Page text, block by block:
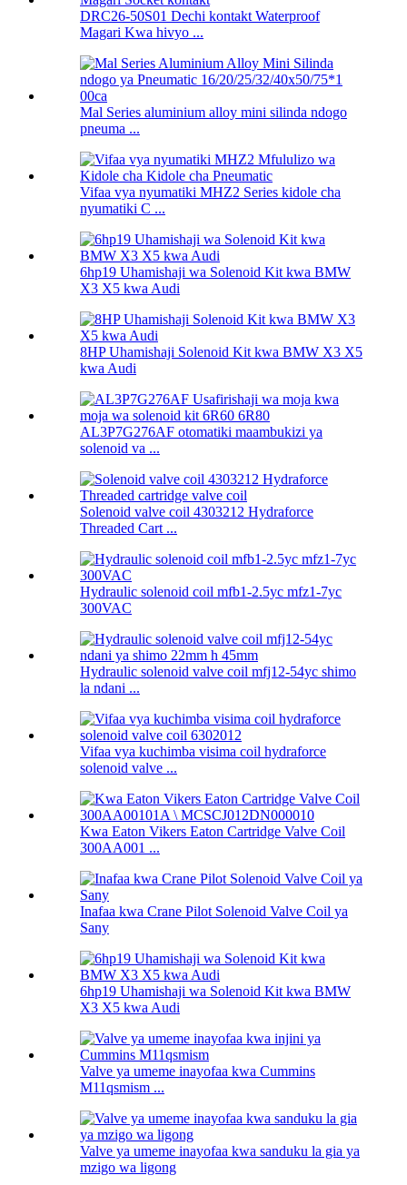
DRC26-50S01 Dechi kontakt Waterproof
Magari Kwa hivyo ...
Mal Series aluminium alloy mini silinda ndogo
pneuma ...
Vifaa vya nyumatiki MHZ2 Series kidole cha
nyumatiki C ...
6hp19 Uhamishaji wa Solenoid Kit kwa BMW
X3 X5 kwa Audi
8HP Uhamishaji Solenoid Kit kwa BMW X3 X5
kwa Audi
AL3P7G276AF otomatiki maambukizi ya
solenoid va ...
Solenoid valve coil 4303212 Hydraforce
Threaded Cart ...
Hydraulic solenoid coil mfb1-2.5yc mfz1-7yc
300VAC
Hydraulic solenoid valve coil mfj12-54yc shimo
la ndani ...
Vifaa vya kuchimba visima coil hydraforce
solenoid valve ...
Kwa Eaton Vikers Eaton Cartridge Valve Coil
300AA001 ...
Inafaa kwa Crane Pilot Solenoid Valve Coil ya
Sany
6hp19 Uhamishaji wa Solenoid Kit kwa BMW
X3 X5 kwa Audi
Valve ya umeme inayofaa kwa Cummins
M11qsmism ...
Valve ya umeme inayofaa kwa sanduku la gia ya
mzigo wa ligong